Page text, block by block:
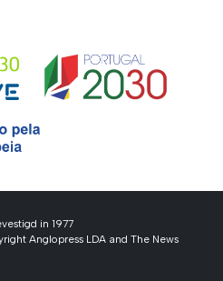
in 1977
Anglopress LDA and The News